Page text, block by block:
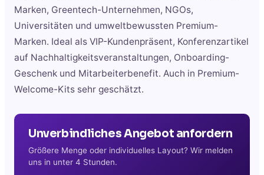
Marken, Greentech-Unternehmen, NGOs,
Universitäten und umweltbewussten Premium-
Marken. Ideal als VIP-Kundenpräsent, Konferenzartikel
auf Nachhaltigkeitsveranstaltungen, Onboarding-
Geschenk und Mitarbeiterbenefit. Auch in Premium-
Welcome-Kits sehr geschätzt.
Unverbindliches Angebot anfordern
Größere Menge oder individuelles Layout? Wir melden
uns in unter 4 Stunden.